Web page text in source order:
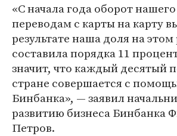
«С начала года оборот
переводам с карты на карту
результате наша доля на
составила порядка 11
значит, что каждый десятый
стране совершается с
Бинбанка», — заявил
развитию бизнеса Бинбанка
Петров.